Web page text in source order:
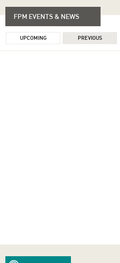
FPM EVENTS & NEWS
UPCOMING PREVIOUS